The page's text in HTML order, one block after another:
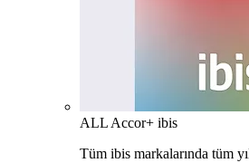
ALL Accor+ ibis
Tüm ibis markalarında tüm